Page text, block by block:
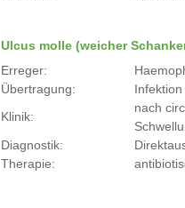
Ulcus molle (weicher
Erreger:
Übertragung:
Klinik:
nach
Diagnostik:
Therapie: